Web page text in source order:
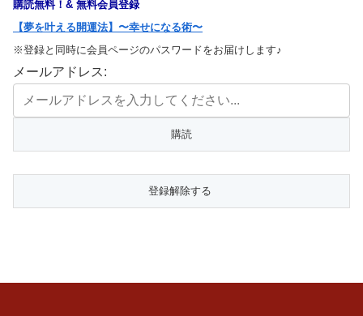
購読無料！& 無料会員登録
【夢を叶える開運法】〜幸せになる術〜
※登録と同時に会員ページのパスワードをお届けします♪
メールアドレス: